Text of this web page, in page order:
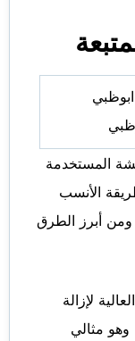
المستخدمة
الأنسب
أبرز الطرق
لإزالة
وهو مثالي